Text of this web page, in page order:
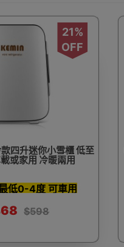
雪櫃
電飯煲
麵包機
21%
OFF
四升迷你小雪櫃 低至
或家用 冷暖兩用
低0-4度 可車用
$598